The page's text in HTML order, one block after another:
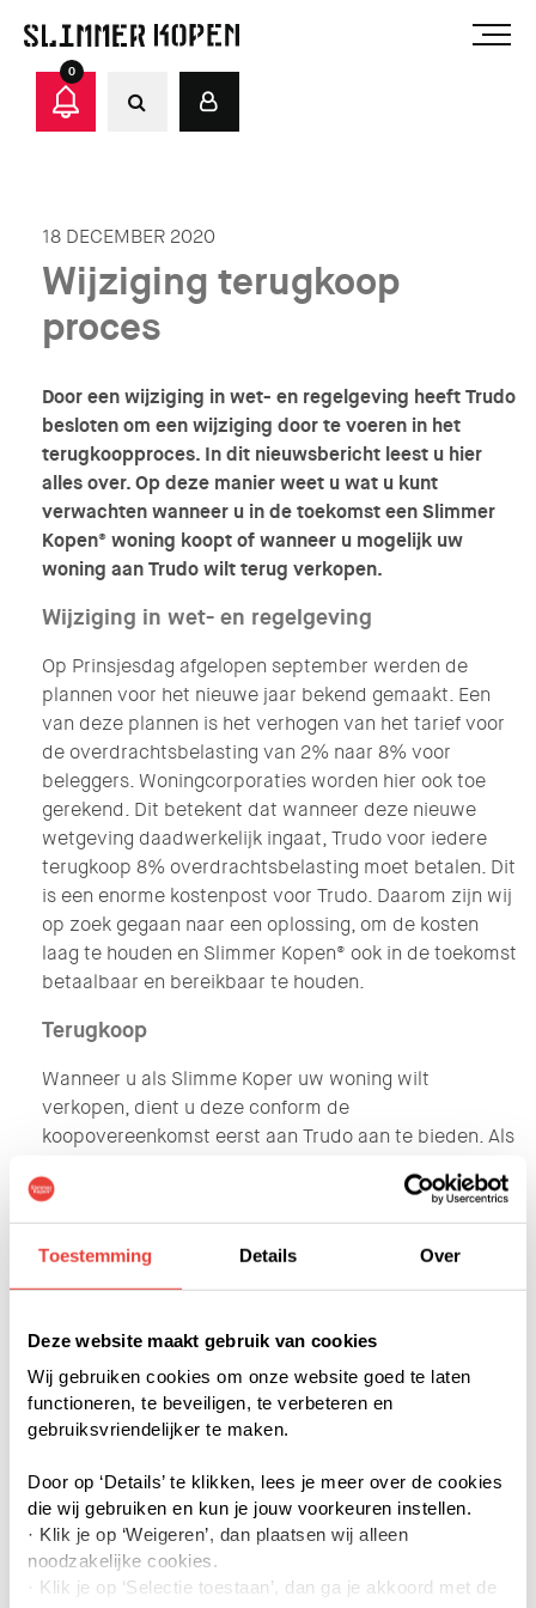
Toestemming Details Over
Deze website maakt gebruik van cookies
Wij gebruiken cookies om onze website goed te laten
functioneren, te beveiligen, te verbeteren en
gebruiksvriendelijker te maken.
Door op ‘Details’ te klikken, lees je meer over de cookies
die wij gebruiken en kun je jouw voorkeuren instellen.
· Klik je op ‘Weigeren’, dan plaatsen wij alleen
noodzakelijke cookies.
· Klik je op ‘Selectie toestaan’, dan ga je akkoord met de
0
18 DECEMBER 2020
Wijziging terugkoop
proces
Door een wijziging in wet- en regelgeving heeft Trudo
besloten om een wijziging door te voeren in het
terugkoopproces. In dit nieuwsbericht leest u hier
alles over. Op deze manier weet u wat u kunt
verwachten wanneer u in de toekomst een Slimmer
Kopen® woning koopt of wanneer u mogelijk uw
woning aan Trudo wilt terug verkopen.
Wijziging in wet- en regelgeving
Op Prinsjesdag afgelopen september werden de
plannen voor het nieuwe jaar bekend gemaakt. Een
van deze plannen is het verhogen van het tarief voor
de overdrachtsbelasting van 2% naar 8% voor
beleggers. Woningcorporaties worden hier ook toe
gerekend. Dit betekent dat wanneer deze nieuwe
wetgeving daadwerkelijk ingaat, Trudo voor iedere
terugkoop 8% overdrachtsbelasting moet betalen. Dit
is een enorme kostenpost voor Trudo. Daarom zijn wij
op zoek gegaan naar een oplossing, om de kosten
laag te houden en Slimmer Kopen® ook in de toekomst
betaalbaar en bereikbaar te houden.
Terugkoop
Wanneer u als Slimme Koper uw woning wilt
verkopen, dient u deze conform de
koopovereenkomst eerst aan Trudo aan te bieden. Als
getaxeerd en brengen we een prijsaanbod uit.
Wanneer we tot een akkoord op het prijsaanbod zijn
gekomen, wordt de terugkoopovereenkomst
Tot nu toe wordt een woning bij terugkoop altijd
geleverd aan Trudo, waarna deze opnieuw verkocht
of in sommige gevallen verhuurd wordt. Dit onderdeel
in het terugkoopproces gaat nu veranderen.
Levering via een ABC-akte
Trudo kan gebruik maken van een zogenaamde ABC
levering. Dat wil zeggen dat Trudo bij een terugkoop
direct na het tekenen van de